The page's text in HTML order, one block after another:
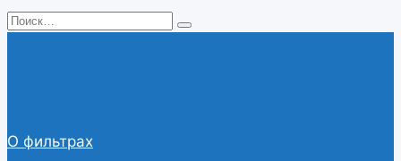
Перейти
Search
О фильтрах